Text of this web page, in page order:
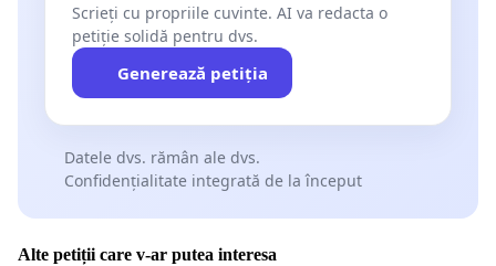
Scrieți cu propriile cuvinte. AI va redacta o
petiție solidă pentru dvs.
Generează petiția
Datele dvs. rămân ale dvs.
Confidențialitate integrată de la început
Alte petiții care v-ar putea interesa